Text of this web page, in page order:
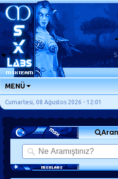
MENÜ
ANA SAYFA
FORUMLAR
SORU-CEVAP
GÜNLÜKLER
SON MESAJLAR
Cumartesi, 08 Ağustos 2026 - 12:01